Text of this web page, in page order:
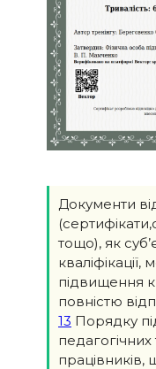
Документи
тощо), як
кваліфікації,
підвищення
повністю
13 Порядку